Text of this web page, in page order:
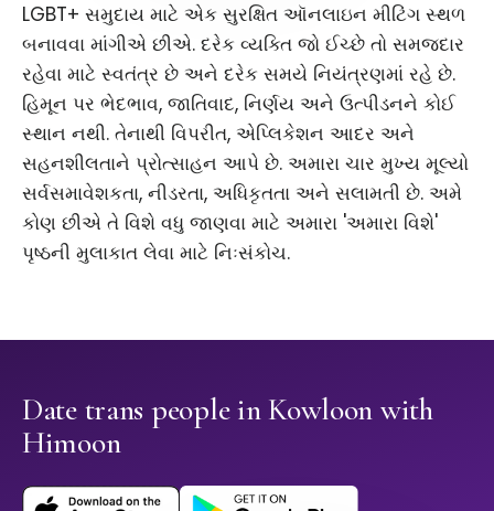
LGBT+ સમુદાય માટે એક સુરક્ષિત ઑનલાઇન મીટિંગ સ્થળ
બનાવવા માંગીએ છીએ. દરેક વ્યક્તિ જો ઈચ્છે તો સમજદાર
રહેવા માટે સ્વતંત્ર છે અને દરેક સમયે નિયંત્રણમાં રહે છે.
હિમૂન પર ભેદભાવ, જાતિવાદ, નિર્ણય અને ઉત્પીડનને કોઈ
સ્થાન નથી. તેનાથી વિપરીત, એપ્લિકેશન આદર અને
સહનશીલતાને પ્રોત્સાહન આપે છે. અમારા ચાર મુખ્ય મૂલ્યો
સર્વસમાવેશકતા, નીડરતા, અધિકૃતતા અને સલામતી છે. અમે
કોણ છીએ તે વિશે વધુ જાણવા માટે અમારા 'અમારા વિશે'
પૃષ્ઠની મુલાકાત લેવા માટે નિઃસંકોચ.
Date trans people in Kowloon with
Himoon